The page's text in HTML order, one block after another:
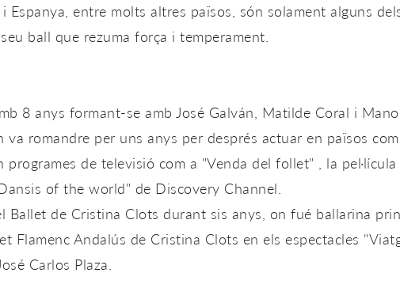
Espanya, entre molts altres països, són solament alguns
ball que rezuma força i temperament.
8 anys formant-se amb José Galván, Matilde Coral i
romandre per uns anys per després actuar en països
programes de televisió com a "Venda del follet" , la
of the world" de Discovery Channel.
Ballet de Cristina Clots durant sis anys, on fué ballarina
Flamenc Andalús de Cristina Clots en els espectacles
Carlos Plaza.